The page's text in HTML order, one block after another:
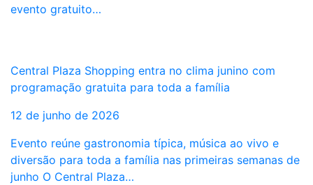
evento gratuito…
Central Plaza Shopping entra no clima junino com
programação gratuita para toda a família
12 de junho de 2026
Evento reúne gastronomia típica, música ao vivo e
diversão para toda a família nas primeiras semanas de
junho O Central Plaza…